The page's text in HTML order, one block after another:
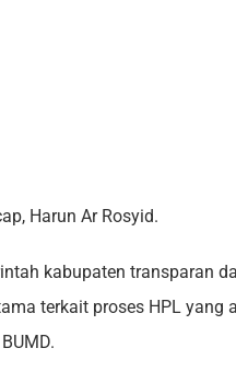
Harun Ar Rosyid.
kabupaten transparan
terkait proses HPL yang